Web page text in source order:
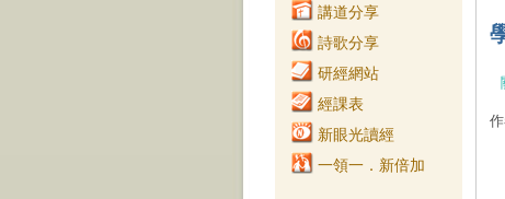
講道分享
詩歌分享
研經網站
經課表
新眼光讀經
一領一．新倍加